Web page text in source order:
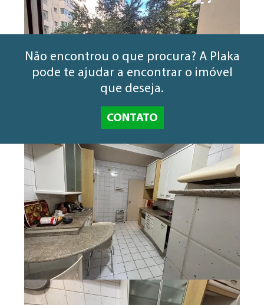
Não encontrou o que procura? A Plaka
pode te ajudar a encontrar o imóvel
que deseja.
CONTATO
Quem Somos
Blog
Contato
Espaço do Locador